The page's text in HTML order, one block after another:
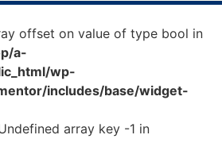
offset on value of type bool in
a-
wp-
includes/base/widget-
array key -1 in